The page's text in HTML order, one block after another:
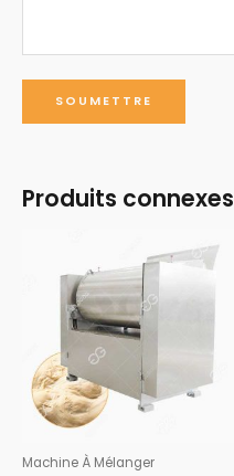
Produits connexes
Machine À Mélanger